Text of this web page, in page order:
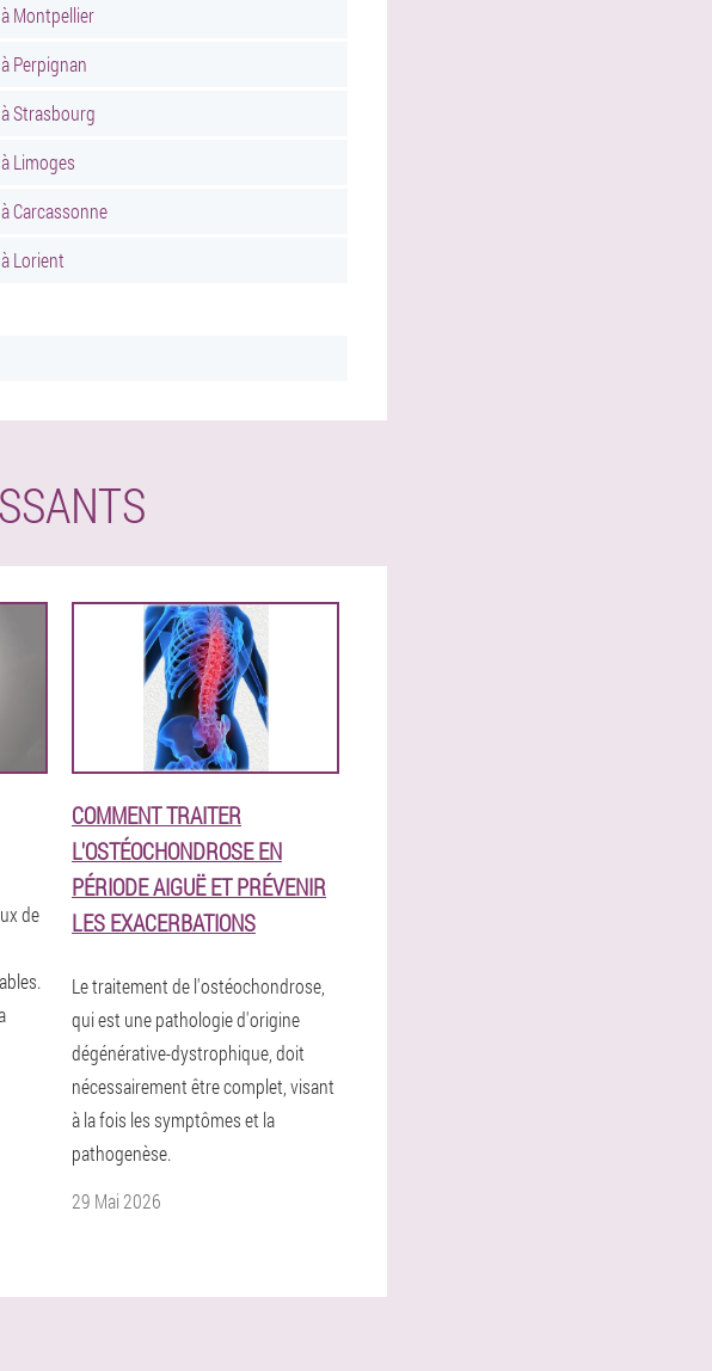
Montpellier
Perpignan
Strasbourg
Limoges
Carcassonne
Lorient
de
COMMENT TRAITER
L'OSTÉOCHONDROSE EN
PÉRIODE AIGUË ET PRÉVENIR
LES EXACERBATIONS
Le traitement de l'ostéochondrose,
qui est une pathologie d'origine
dégénérative-dystrophique, doit
nécessairement être complet, visant
à la fois les symptômes et la
pathogenèse.
29 Mai 2026